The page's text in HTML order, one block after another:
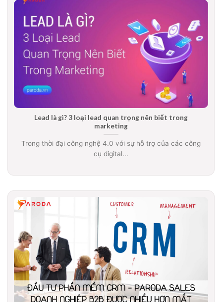
Lead là gì? 3 loại lead quan trọng nên biết trong
marketing
Trong thời đại công nghệ 4.0 với sự hỗ trợ của các công
cụ digital...